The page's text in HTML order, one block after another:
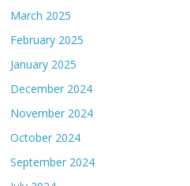
March 2025
February 2025
January 2025
December 2024
November 2024
October 2024
September 2024